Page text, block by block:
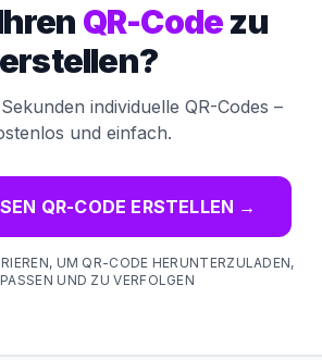
QR-Codezu
erstellen?
individuelle QR-Codes –
und einfach.
QR-CODE ERSTELLEN →
UM QR-CODE HERUNTERZULADEN,
UND ZU VERFOLGEN